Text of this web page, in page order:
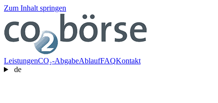
Zum Inhalt springen
LeistungenCO₂-AbgabeAblaufFAQKontakt
de